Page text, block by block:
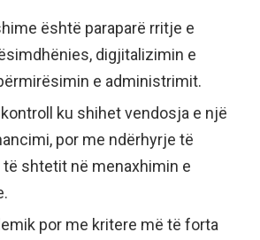
është paraparë rritje e
digjitalizimin e
e administrimit.
ku shihet vendosja e një
por me ndërhyrje të
shtetit në menaxhimin e
por me kritere më të forta